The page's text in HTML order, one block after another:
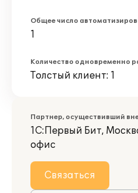
Общее число
1
Количество одновременно
Толстый клиент: 1
Партнер, осуществивший
1С:Первый Бит,
офис
Связаться